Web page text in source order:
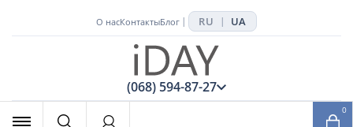
О насКонтактыБлог | RU | UA
(068) 594-87-27
0